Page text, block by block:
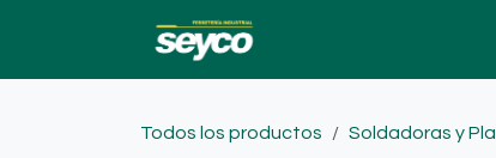
Todos los productos Soldadoras y